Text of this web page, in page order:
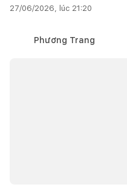
27/06/2026, lúc 21:20
Phương Trang